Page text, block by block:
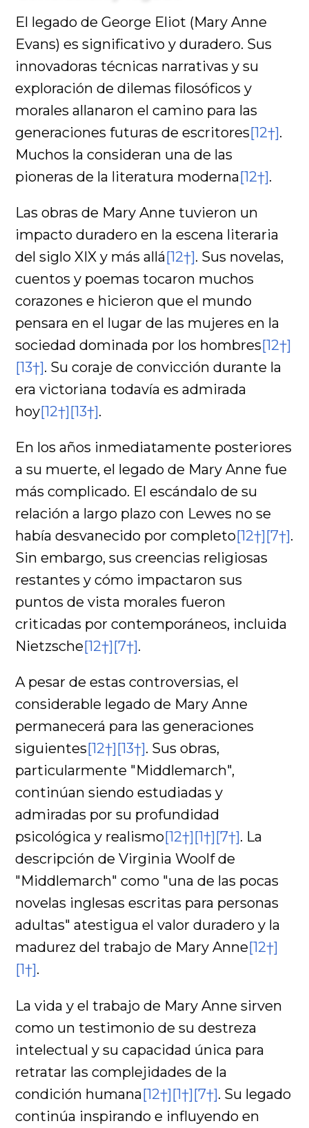
El legado de George Eliot (Mary Anne
Evans) es significativo y duradero. Sus
innovadoras técnicas narrativas y su
exploración de dilemas filosóficos y
morales allanaron el camino para las
generaciones futuras de escritores[12†].
Muchos la consideran una de las
pioneras de la literatura moderna[12†].
Las obras de Mary Anne tuvieron un
impacto duradero en la escena literaria
del siglo XIX y más allá[12†]. Sus novelas,
cuentos y poemas tocaron muchos
corazones e hicieron que el mundo
pensara en el lugar de las mujeres en la
sociedad dominada por los hombres[12†]
[13†]. Su coraje de convicción durante la
era victoriana todavía es admirada
hoy[12†][13†].
En los años inmediatamente posteriores
a su muerte, el legado de Mary Anne fue
más complicado. El escándalo de su
relación a largo plazo con Lewes no se
había desvanecido por completo[12†][7†].
Sin embargo, sus creencias religiosas
restantes y cómo impactaron sus
puntos de vista morales fueron
criticadas por contemporáneos, incluida
Nietzsche[12†][7†].
A pesar de estas controversias, el
considerable legado de Mary Anne
permanecerá para las generaciones
siguientes[12†][13†]. Sus obras,
particularmente "Middlemarch",
continúan siendo estudiadas y
admiradas por su profundidad
psicológica y realismo[12†][1†][7†]. La
descripción de Virginia Woolf de
"Middlemarch" como "una de las pocas
novelas inglesas escritas para personas
adultas" atestigua el valor duradero y la
madurez del trabajo de Mary Anne[12†]
[1†].
La vida y el trabajo de Mary Anne sirven
como un testimonio de su destreza
intelectual y su capacidad única para
retratar las complejidades de la
condición humana[12†][1†][7†]. Su legado
continúa inspirando e influyendo en